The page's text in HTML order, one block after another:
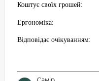
Коштує своїх грошей:
Ергономіка:
Відповідає очікуванням: